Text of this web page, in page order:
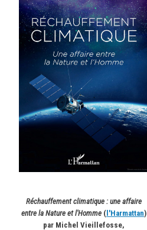
Réchauffement climatique : une affaire
entre la Nature et l'Homme (l'Harmattan)
par Michel Vieillefosse,